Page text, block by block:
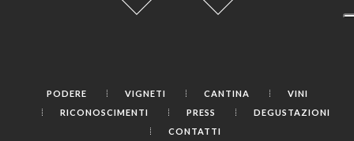
PODERE VIGNETI CANTINA
VINI
RICONOSCIMENTI
PRESS
DEGUSTAZIONI
CONTATTI